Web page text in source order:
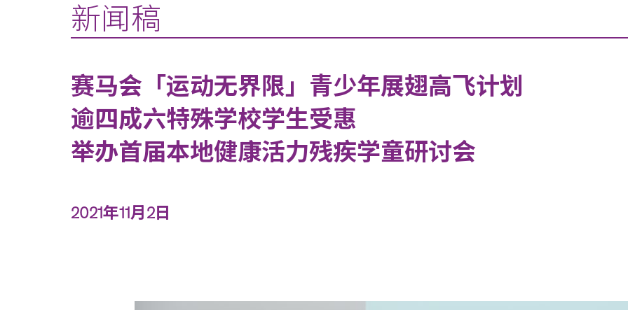
新闻稿
赛马会「运动无界限」青少年展翅高飞计划
逾四成六特殊学校学生受惠
举办首届本地健康活力残疾学童研讨会
2021年11月2日